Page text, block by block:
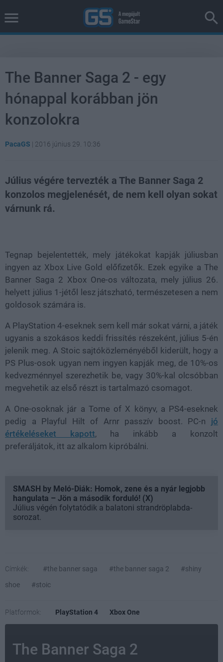
The Banner Saga 2 - egy
hónappal korábban jön
konzolokra
PacaGS | 2016 június 29. 10:36
Július végére tervezték a The Banner Saga 2
konzolos megjelenését, de nem kell olyan sokat
várnunk rá.
Tegnap bejelentették, mely játékokat kapják júliusban
ingyen az Xbox Live Gold előfizetők. Ezek egyike a The
Banner Saga 2 Xbox One-os változata, mely július 26.
helyett július 1-jétől lesz játszható, természetesen a nem
goldosok számára is.
A PlayStation 4-eseknek sem kell már sokat várni, a játék
ugyanis a szokásos keddi frissítés részeként, július 5-én
jelenik meg. A Stoic sajtóközleményéből kiderült, hogy a
PS Plus-osok ugyan nem ingyen kapják meg, de 10%-os
kedvezménnyel szerezhetik be, vagy 30%-kal olcsóbban
megvehetik az első részt is tartalmazó csomagot.
A One-osoknak jár a Tome of X könyv, a PS4-eseknek
pedig a Playful Hilt of Arnr passzív boost. PC-n jó
értékeléseket kapott, ha inkább a konzolt
preferáljátok, itt az alkalom kipróbálni.
SMASH by Meló-Diák: Homok, zene és a nyár legjobb
hangulata – Jön a második forduló! (X)
Július végén folytatódik a balatoni strandröplabda-
sorozat.
Címkék: #the banner saga #the banner saga 2
#shiny
shoe
#stoic
Platformok: PlayStation 4 Xbox One
The Banner Saga 2